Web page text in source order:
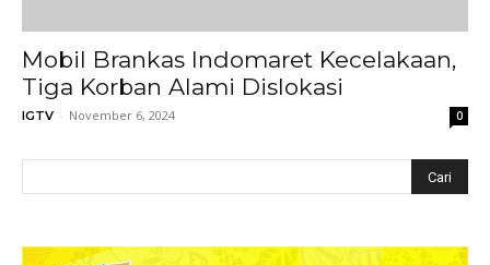
Mobil Brankas Indomaret Kecelakaan,
Tiga Korban Alami Dislokasi
IGTV - November 6, 2024 0